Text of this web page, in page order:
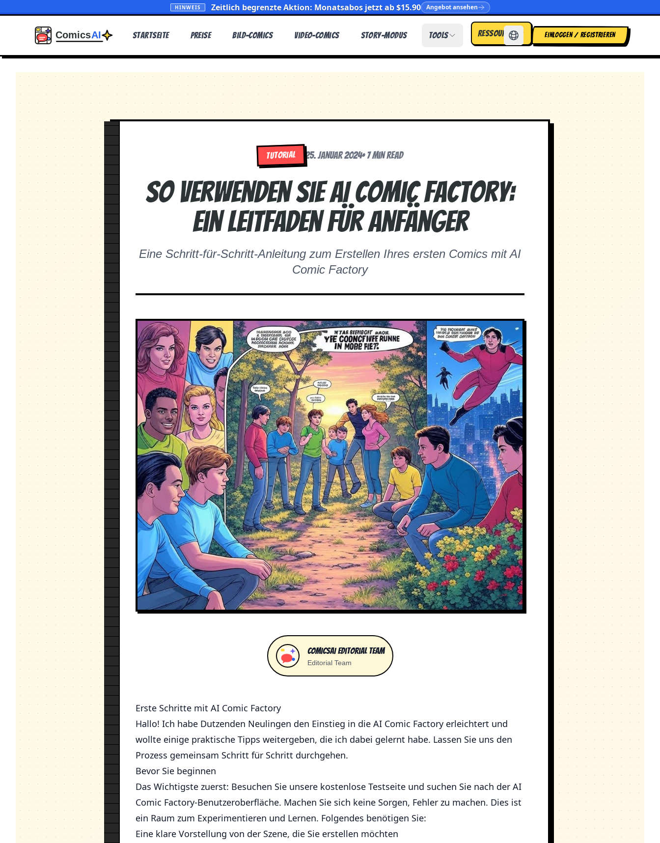
HINWEIS Zeitlich begrenzte Aktion: Monatsabos jetzt ab $15.90 Angebot ansehen
Startseite Preise Bild-Comics Video-Comics Story-Modus Tools Ressourcen EINLOGGEN / REGISTRIEREN
TUTORIAL 25. Januar 2024•7 min read
So verwenden Sie AI Comic Factory:
Ein Leitfaden für Anfänger
Eine Schritt-für-Schritt-Anleitung zum Erstellen Ihres ersten Comics mit AI
Comic Factory
ComicsAI Editorial Team
Editorial Team
Erste Schritte mit AI Comic Factory
Hallo! Ich habe Dutzenden Neulingen den Einstieg in die AI Comic Factory erleichtert und
wollte einige praktische Tipps weitergeben, die ich dabei gelernt habe. Lassen Sie uns den
Prozess gemeinsam Schritt für Schritt durchgehen.
Bevor Sie beginnen
Das Wichtigste zuerst: Besuchen Sie unsere kostenlose Testseite und suchen Sie nach der AI
Comic Factory-Benutzeroberfläche. Machen Sie sich keine Sorgen, Fehler zu machen. Dies ist
ein Raum zum Experimentieren und Lernen. Folgendes benötigen Sie:
Eine klare Vorstellung von der Szene, die Sie erstellen möchten